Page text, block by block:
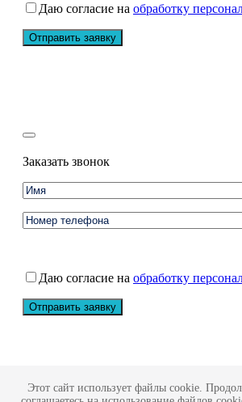
Этот сайт использует файлы cookie.
Даю согласие на обработку
Заказать звонок
Даю согласие на обработку
Обращаем Ваше внимание на то, что
носит исключительно информационный